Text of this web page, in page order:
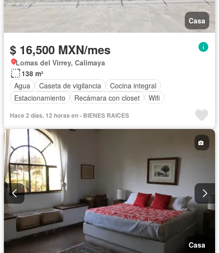
Casa
$ 16,500 MXN/mes
Lomas del Virrey, Calimaya
138 m²
Agua
Caseta de vigilancia
Cocina integral
Estacionamiento
Recámara con closet Wifi
Hace 2 días, 12 horas en - BIENES RAICES
Casa